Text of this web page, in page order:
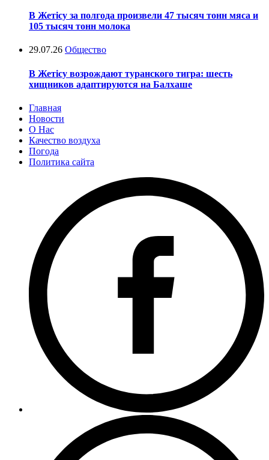
В Жетісу за полгода произвели 47 тысяч тонн мяса и
105 тысяч тонн молока
29.07.26 Общество
В Жетісу возрождают туранского тигра: шесть
хищников адаптируются на Балхаше
Главная
Новости
О Нас
Качество воздуха
Погода
Политика сайта